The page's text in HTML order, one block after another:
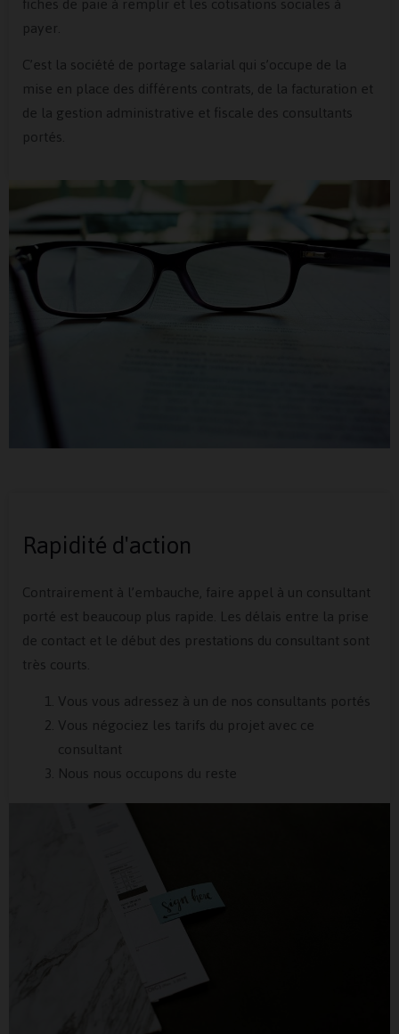
payer.
C’est la société de portage salarial qui s’occupe de la
mise en place des différents contrats, de la facturation et
de la gestion administrative et fiscale des consultants
portés.
Rapidité d'action
Contrairement à l’embauche, faire appel à un consultant
porté est beaucoup plus rapide. Les délais entre la prise
de contact et le début des prestations du consultant sont
très courts.
Vous vous adressez à un de nos consultants portés
Vous négociez les tarifs du projet avec ce
consultant
Nous nous occupons du reste